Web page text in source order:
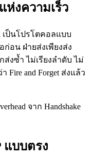
ห่งความเร็ว
เป็นโปรโตคอลแบบ
ก่อน ฝ่ายส่งเพียงส่ง
งซ้ำ ไม่เรียงลำดับ ไม่
Fire and Forget ส่งแล้ว
จาก Handshake
แบบตรง